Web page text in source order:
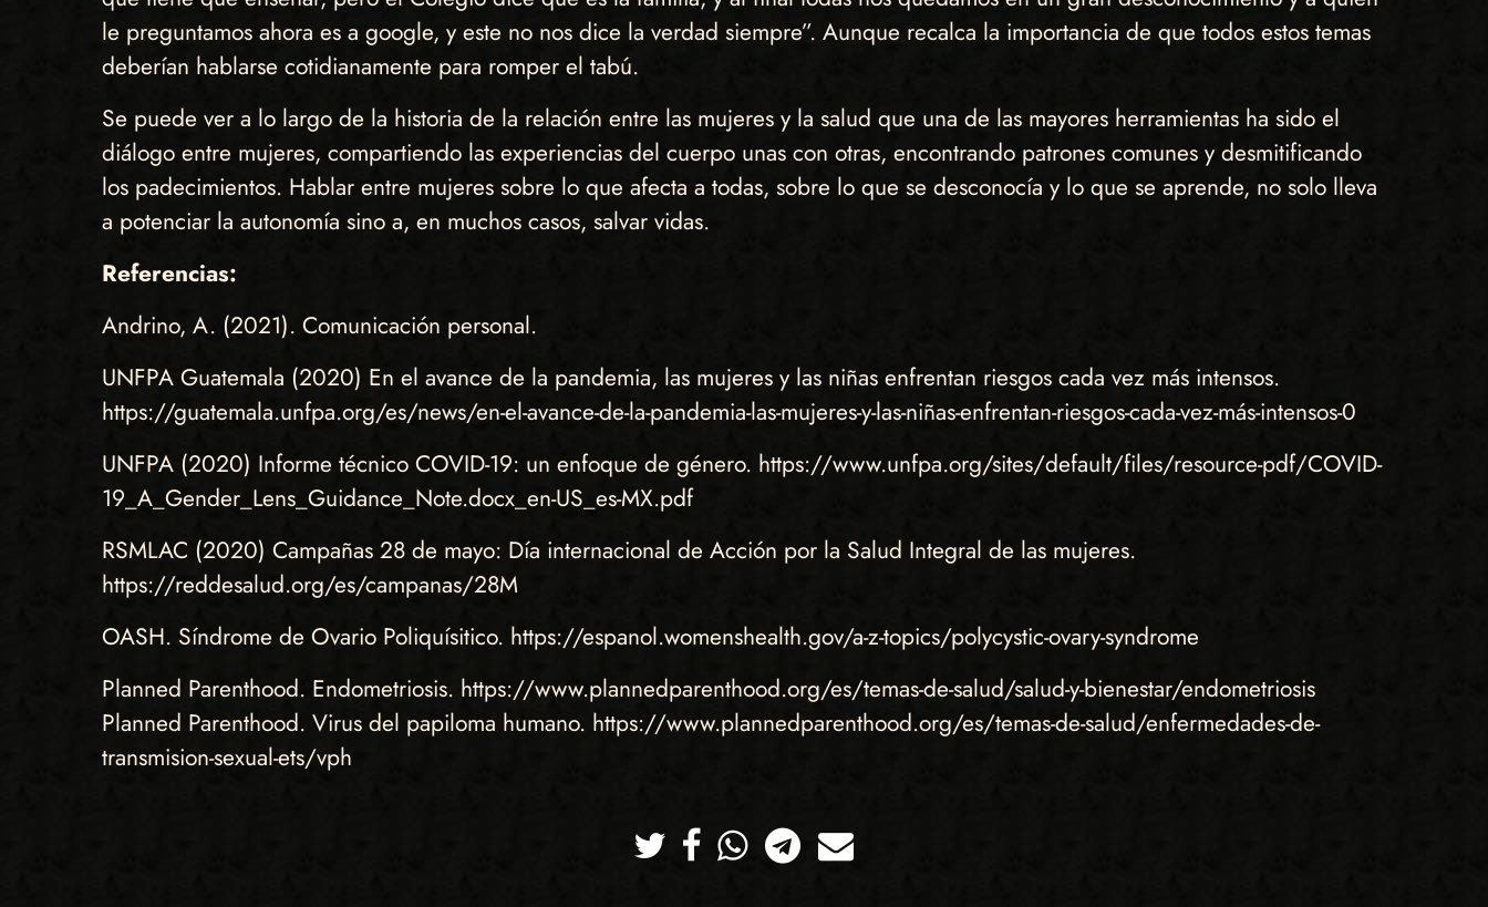
le preguntamos ahora es a google, y este no nos dice la verdad siempre”. Aunque recalca la importancia de que todos estos temas
deberían hablarse cotidianamente para romper el tabú.
Se puede ver a lo largo de la historia de la relación entre las mujeres y la salud que una de las mayores herramientas ha sido el
diálogo entre mujeres, compartiendo las experiencias del cuerpo unas con otras, encontrando patrones comunes y desmitificando
los padecimientos. Hablar entre mujeres sobre lo que afecta a todas, sobre lo que se desconocía y lo que se aprende, no solo lleva
a potenciar la autonomía sino a, en muchos casos, salvar vidas.
Referencias:
Andrino, A. (2021). Comunicación personal.
UNFPA Guatemala (2020) En el avance de la pandemia, las mujeres y las niñas enfrentan riesgos cada vez más intensos.
https://guatemala.unfpa.org/es/news/en-el-avance-de-la-pandemia-las-mujeres-y-las-niñas-enfrentan-riesgos-cada-vez-más-intensos-0
UNFPA (2020) Informe técnico COVID-19: un enfoque de género. https://www.unfpa.org/sites/default/files/resource-pdf/COVID-
19_A_Gender_Lens_Guidance_Note.docx_en-US_es-MX.pdf
RSMLAC (2020) Campañas 28 de mayo: Día internacional de Acción por la Salud Integral de las mujeres.
https://reddesalud.org/es/campanas/28M
OASH. Síndrome de Ovario Poliquísitico. https://espanol.womenshealth.gov/a-z-topics/polycystic-ovary-syndrome
Planned Parenthood. Endometriosis. https://www.plannedparenthood.org/es/temas-de-salud/salud-y-bienestar/endometriosis
Planned Parenthood. Virus del papiloma humano. https://www.plannedparenthood.org/es/temas-de-salud/enfermedades-de-
transmision-sexual-ets/vph
TwitterFacebookWhatsappTelegramCorreo